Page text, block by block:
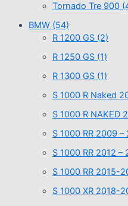
Tornado Tre 900
BMW (54)
R 1200 GS (2)
R 1250 GS (1)
R 1300 GS (1)
S 1000 R Naked
S 1000 R NAKED
S 1000 RR 2009 –
S 1000 RR 2012 –
S 1000 RR 2015-
S 1000 XR 2018-